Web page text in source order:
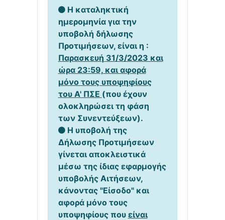
Η καταληκτική
ημερομηνία για την
υποβολή δήλωσης
Προτιμήσεων, είναι η :
Παρασκευή 31/3/2023 και
ώρα 23:59, και αφορά
μόνο τους υποψηφίους
του Α' ΠΣΕ (που έχουν
ολοκληρώσει τη φάση
των Συνεντεύξεων).
Η υποβολή της
Δήλωσης Προτιμήσεων
γίνεται αποκλειστικά
μέσω της ίδιας εφαρμογής
υποβολής Αιτήσεων,
κάνοντας "Είσοδο" και
αφορά μόνο τους
υποψηφίους που είναι